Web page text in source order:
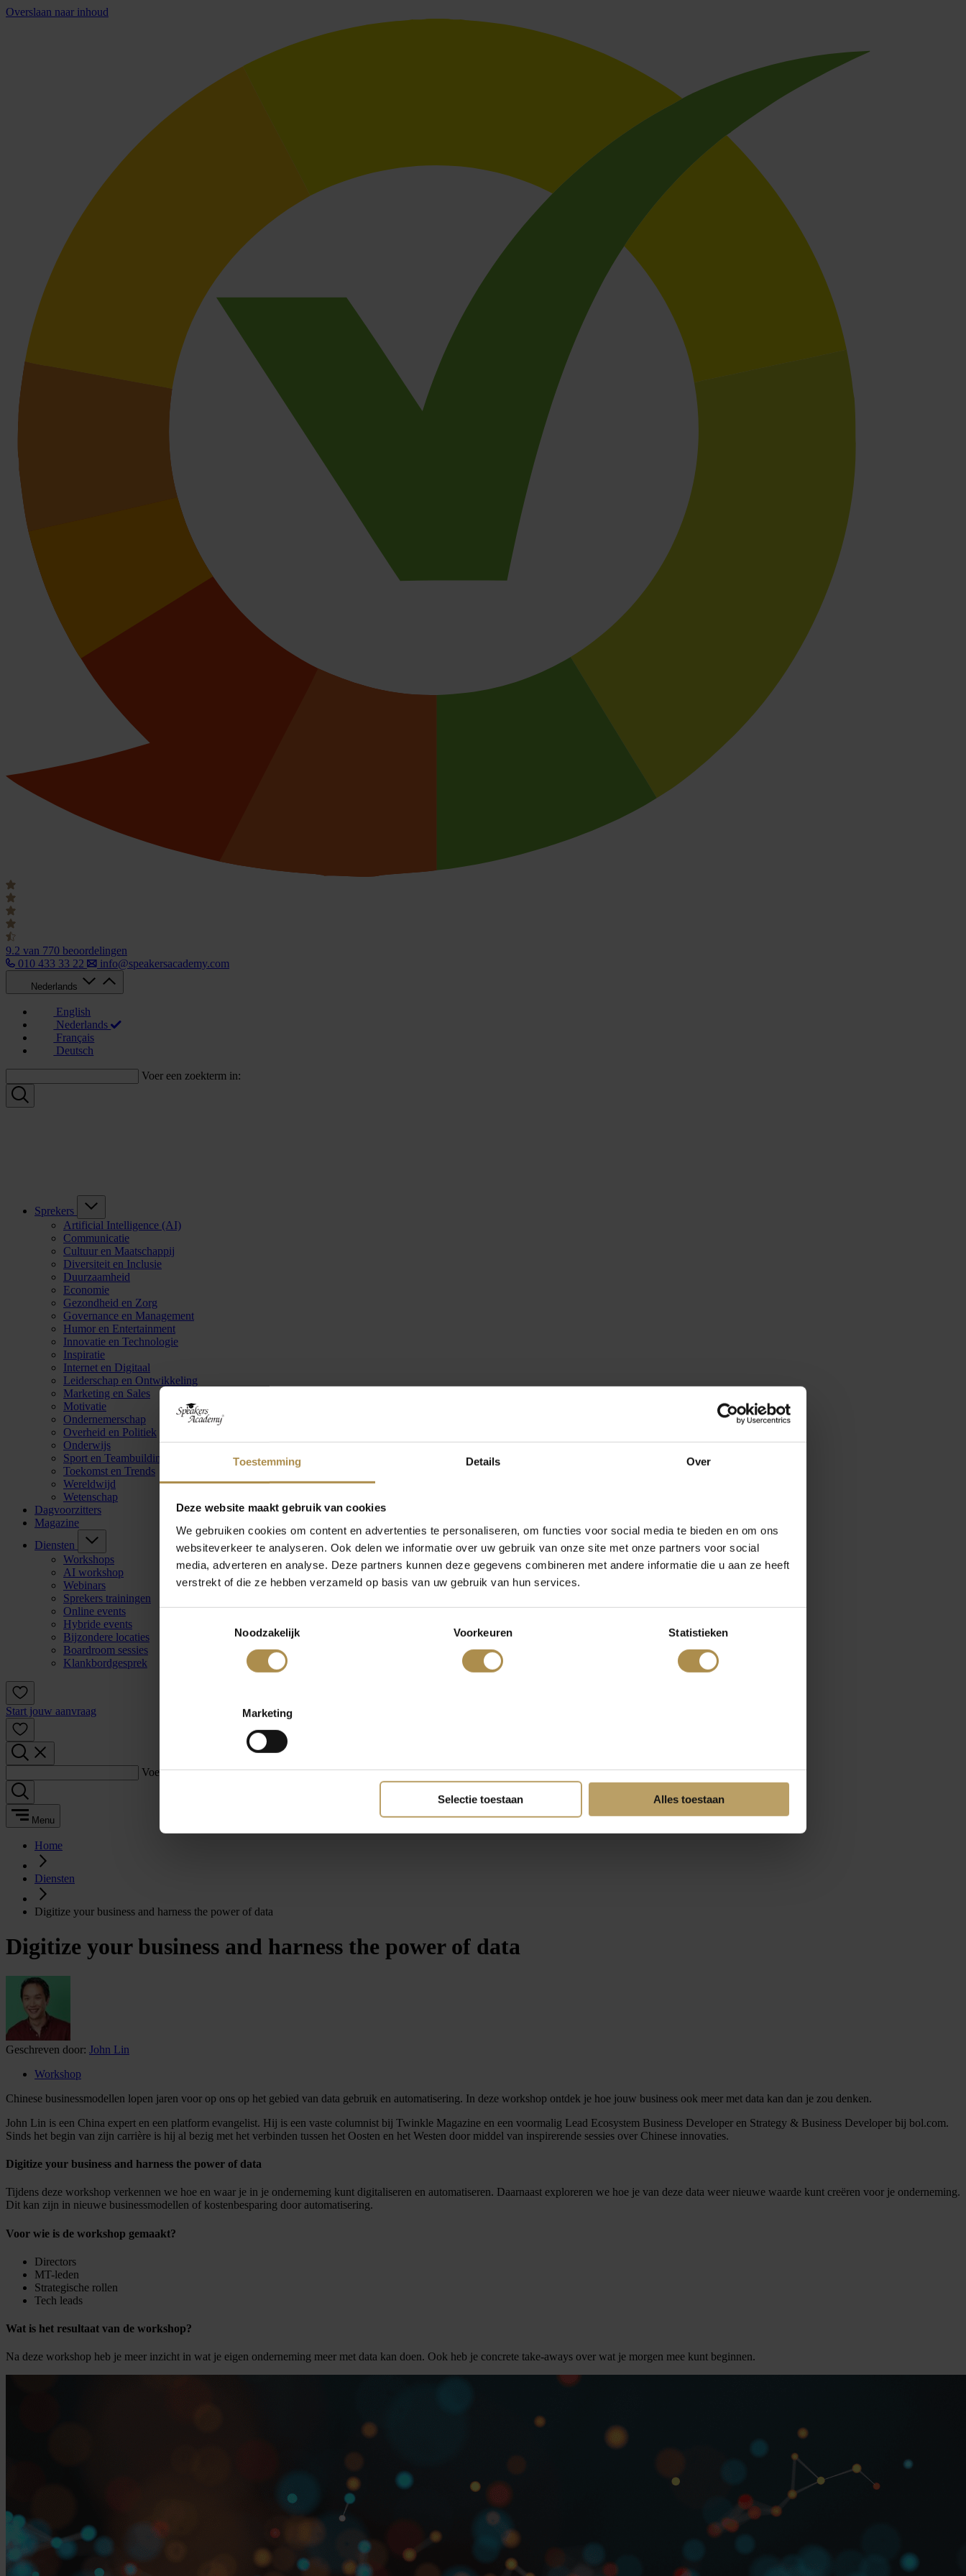
Toestemming Details Over
Deze website maakt gebruik van cookies
We gebruiken cookies om content en advertenties te personaliseren, om functies voor social media te bieden en om ons
websiteverkeer te analyseren. Ook delen we informatie over uw gebruik van onze site met onze partners voor social
media, adverteren en analyse. Deze partners kunnen deze gegevens combineren met andere informatie die u aan ze heeft
verstrekt of die ze hebben verzameld op basis van uw gebruik van hun services.
Noodzakelijk
Voorkeuren Statistieken
Marketing
Selectie toestaan Alles toestaan
Overslaan naar inhoud
9.2 van 770 beoordelingen
010 433 33 22
info@speakersacademy.com
Nederlands
English
Nederlands
Français
Deutsch
Voer een zoekterm in:
Sprekers
Artificial Intelligence (AI)
Communicatie
Cultuur en Maatschappij
Diversiteit en Inclusie
Duurzaamheid
Economie
Gezondheid en Zorg
Governance en Management
Humor en Entertainment
Innovatie en Technologie
Inspiratie
Internet en Digitaal
Leiderschap en Ontwikkeling
Marketing en Sales
Motivatie
Ondernemerschap
Overheid en Politiek
Onderwijs
Sport en Teambuilding
Toekomst en Trends
Wereldwijd
Wetenschap
Dagvoorzitters
Magazine
Diensten
Workshops
AI workshop
Webinars
Sprekers trainingen
Online events
Hybride events
Bijzondere locaties
Boardroom sessies
Klankbordgesprek
Start jouw aanvraag
Voer een zoekterm in:
Menu
Home
Diensten
Digitize your business and harness the power of data
Digitize your business and harness the power of data
Geschreven door: John Lin
Workshop
Chinese businessmodellen lopen jaren voor op ons op het gebied van data gebruik en automatisering. In deze workshop ontdek je hoe jouw business ook meer met data kan dan je zou denken.
John Lin is een China expert en een platform evangelist. Hij is een vaste columnist bij Twinkle Magazine en een voormalig Lead Ecosystem Business Developer en Strategy & Business Developer bij bol.com.
Sinds het begin van zijn carrière is hij al bezig met het verbinden tussen het Oosten en het Westen door middel van inspirerende sessies over Chinese innovaties.
Digitize your business and harness the power of data
Tijdens deze workshop verkennen we hoe en waar je in je onderneming kunt digitaliseren en automatiseren. Daarnaast exploreren we hoe je van deze data weer nieuwe waarde kunt creëren voor je onderneming.
Dit kan zijn in nieuwe businessmodellen of kostenbesparing door automatisering.
Voor wie is de workshop gemaakt?
Directors
MT-leden
Strategische rollen
Tech leads
Wat is het resultaat van de workshop?
Na deze workshop heb je meer inzicht in wat je eigen onderneming meer met data kan doen. Ook heb je concrete take-aways over wat je morgen mee kunt beginnen.